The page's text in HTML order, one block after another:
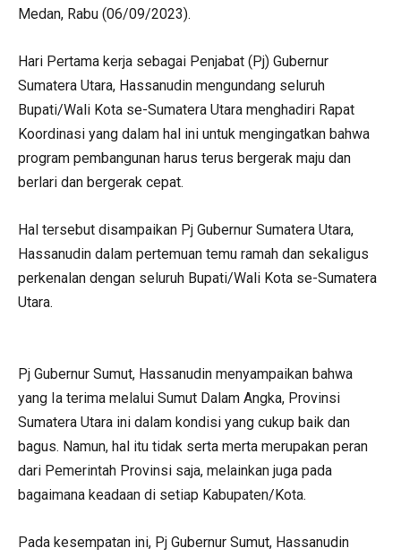
Medan, Rabu (06/09/2023).
Hari Pertama kerja sebagai Penjabat (Pj) Gubernur
Sumatera Utara, Hassanudin mengundang seluruh
Bupati/Wali Kota se-Sumatera Utara menghadiri Rapat
Koordinasi yang dalam hal ini untuk mengingatkan bahwa
program pembangunan harus terus bergerak maju dan
berlari dan bergerak cepat.
Hal tersebut disampaikan Pj Gubernur Sumatera Utara,
Hassanudin dalam pertemuan temu ramah dan sekaligus
perkenalan dengan seluruh Bupati/Wali Kota se-Sumatera
Utara.
Pj Gubernur Sumut, Hassanudin menyampaikan bahwa
yang Ia terima melalui Sumut Dalam Angka, Provinsi
Sumatera Utara ini dalam kondisi yang cukup baik dan
bagus. Namun, hal itu tidak serta merta merupakan peran
dari Pemerintah Provinsi saja, melainkan juga pada
bagaimana keadaan di setiap Kabupaten/Kota.
Pada kesempatan ini, Pj Gubernur Sumut, Hassanudin